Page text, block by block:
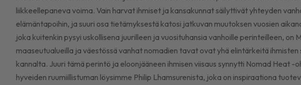
liikkeellepaneva voima. Vain harvat ihmiset ja kansakunnat säilyttivät yhteyden
elämäntapoihin, ja suuri osa tietämyksestä katosi jatkuvan muutoksen vuosien
joka kuitenkin pysyi uskollisena juurilleen ja vuosituhansia vanhoille perinteilleen, on
maaseutualueilla ja väestössä vanhat nomadien tavat ovat yhä elintärkeitä ihmisten
kannalta. Juuri tämä perintö ja eloonjääneen ihmisen viisaus synnytti Nomad Heat -
hyveiden ruumiillistuman löysimme Philip Lhamsurenista, joka on inspiraationa